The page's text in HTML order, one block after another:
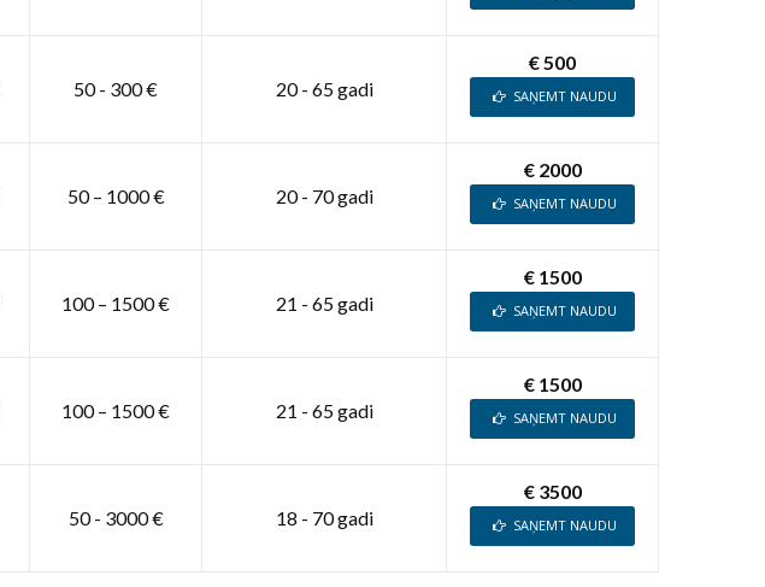
50 - 300 € 20 - 65 gadi
€ 500
SAŅEMT NAUDU
50 – 1000 € 20 - 70 gadi
€ 2000
SAŅEMT NAUDU
100 – 1500 € 21 - 65 gadi
€ 1500
SAŅEMT NAUDU
100 – 1500 € 21 - 65 gadi
€ 1500
SAŅEMT NAUDU
50 - 3000 € 18 - 70 gadi
€ 3500
SAŅEMT NAUDU